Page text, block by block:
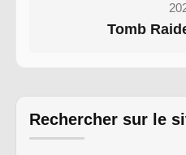
Tomb
Rechercher sur le